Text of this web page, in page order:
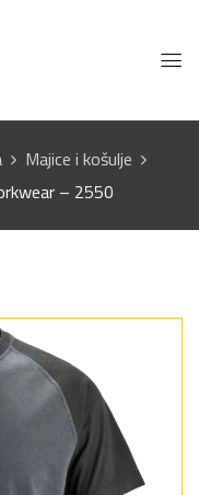
Majice i košulje
– 2550